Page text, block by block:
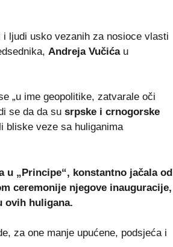
ljudi usko vezanih za nosioce vlasti
Andreja Vučićau
„u ime geopolitike, zatvarale oči
se da da su srpske i crnogorske
bliske veze sa huliganima
u „Principe“, konstantno jačala od
ceremonije njegove inauguracije,
ovih huligana.
za one manje upućene, podsjeća i